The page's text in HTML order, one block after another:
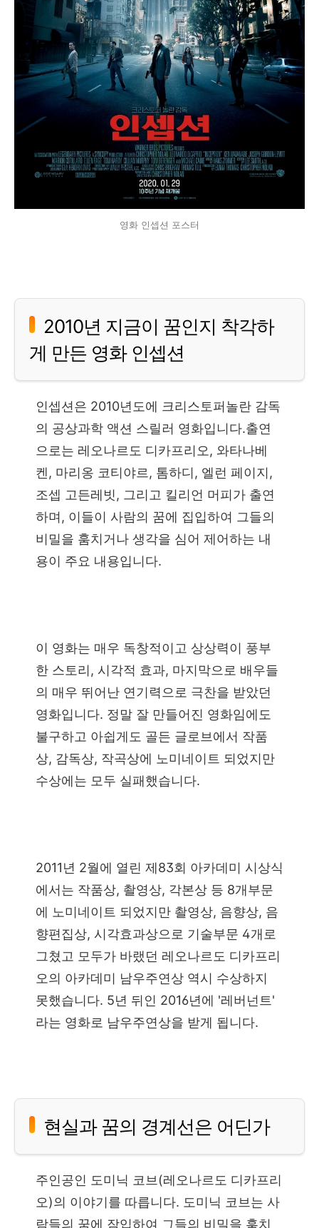
영화 인셉션 포스터
2010년 지금이 꿈인지 착각하
게 만든 영화 인셉션
인셉션은 2010년도에 크리스토퍼놀란 감독
의 공상과학 액션 스릴러 영화입니다.출연
으로는 레오나르도 디카프리오, 와타나베
켄, 마리옹 코티야르, 톰하디, 엘런 페이지,
조셉 고든레빗, 그리고 킬리언 머피가 출연
하며, 이들이 사람의 꿈에 집입하여 그들의
비밀을 훔치거나 생각을 심어 제어하는 내
용이 주요 내용입니다.
이 영화는 매우 독창적이고 상상력이 풍부
한 스토리, 시각적 효과, 마지막으로 배우들
의 매우 뛰어난 연기력으로 극찬을 받았던
영화입니다. 정말 잘 만들어진 영화임에도
불구하고 아쉽게도 골든 글로브에서 작품
상, 감독상, 작곡상에 노미네이트 되었지만
수상에는 모두 실패했습니다.
2011년 2월에 열린 제83회 아카데미 시상식
에서는 작품상, 촬영상, 각본상 등 8개부문
에 노미네이트 되었지만 촬영상, 음향상, 음
향편집상, 시각효과상으로 기술부문 4개로
그쳤고 모두가 바랬던 레오나르도 디카프리
오의 아카데미 남우주연상 역시 수상하지
못했습니다. 5년 뒤인 2016년에 '레버넌트'
라는 영화로 남우주연상을 받게 됩니다.
현실과 꿈의 경계선은 어딘가
주인공인 도미닉 코브(레오나르도 디카프리
오)의 이야기를 따릅니다. 도미닉 코브는 사
람들의 꿈에 잠입하여 그들의 비밀을 훔치